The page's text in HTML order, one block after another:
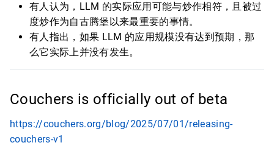
有人认为，LLM 的实际应用可能与炒作相符，且被过
度炒作为自古腾堡以来最重要的事情。
有人指出，如果 LLM 的应用规模没有达到预期，那
么它实际上并没有发生。
Couchers is officially out of beta
https://couchers.org/blog/2025/07/01/releasing-
couchers-v1